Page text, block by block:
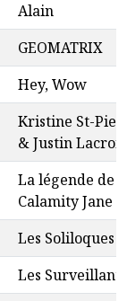
Alain
GEOMATRIX
Hey, Wow
Kristine St-
& Justin Lacroix
La légende de
Calamity Jane
Les Soliloques
Les